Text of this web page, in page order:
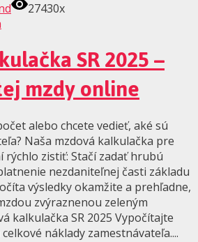
27430x
SR 2025 –
mzdy online
alebo chcete vedieť, aké sú
Naša mzdová kalkulačka pre
rýchlo zistiť: Stačí zadať hrubú
nezdaniteľnej časti základu
výsledky okamžite a prehľadne,
zvýraznenou zeleným
kalkulačka SR 2025 Vypočítajte
náklady zamestnávateľa....